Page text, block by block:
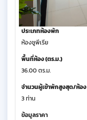
ประเภทห้องพัก
ห้องซูพีเรีย
พื้นที่ห้อง (ตร.ม.)
36.00 ตร.ม.
จำนวนผู้เข้าพักสูงสุด/ห้อง
3 ท่าน
ข้อมูลราคา